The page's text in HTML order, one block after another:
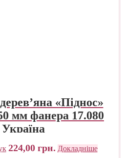
«Піднос»
мм фанера 17.080
Україна
224,00 грн. Докладніше